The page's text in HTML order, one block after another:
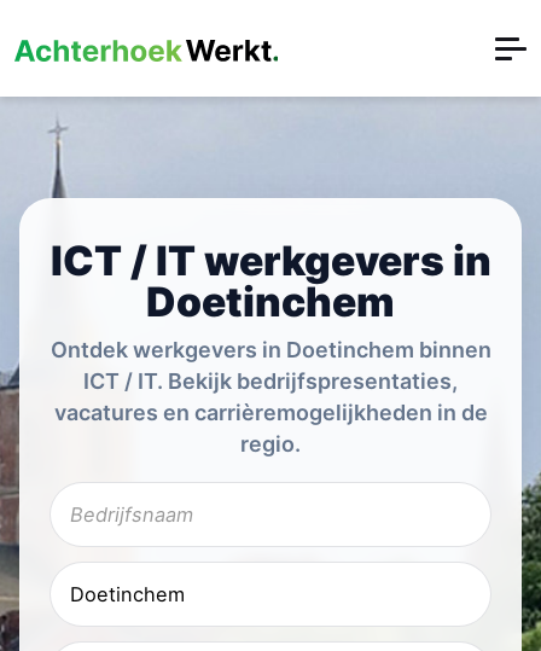
ICT / IT werkgevers in
Doetinchem
Ontdek werkgevers in Doetinchem binnen
ICT / IT. Bekijk bedrijfspresentaties,
vacatures en carrièremogelijkheden in de
regio.